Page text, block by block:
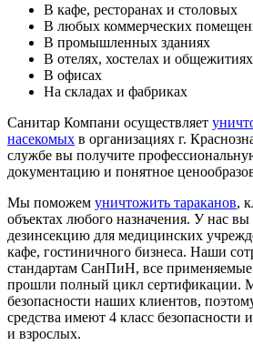
В кафе, ресторанах и столовых
В любых коммерческих
В промышленных зданиях
В отелях, хостелах и общежитиях
В офисах
На складах и фабриках
Санитар Компани осуществляет
насекомых в организациях г.
службе вы получите
документацию и понятное
Мы поможем уничтожить тараканов,
объектах любого назначения. У нас вы
дезинсекцию для медицинских
кафе, гостиничного бизнеса. Наши
стандартам СанПиН, все применяемые
прошли полный цикл сертификации.
безопасности наших клиентов,
средства имеют 4 класс безопасности
и взрослых.